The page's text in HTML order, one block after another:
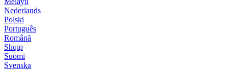
Nederlands
Polski
Português
Română
Shqip
Suomi
Svenska